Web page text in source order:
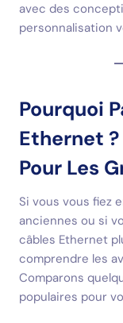
avec des
personnalisation
Pourquoi
Ethernet
Pour Les
Si vous vous fiez
anciennes ou si
câbles Ethernet
comprendre les
Comparons
populaires pour